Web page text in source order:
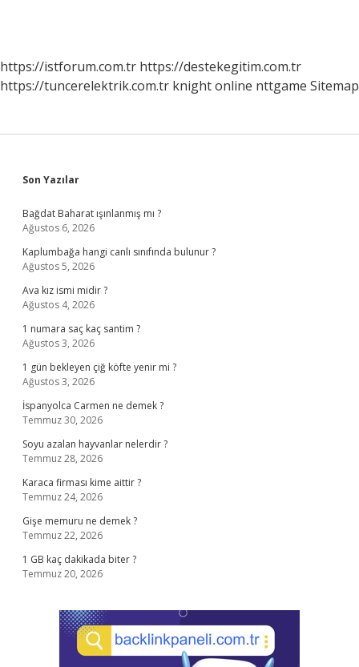
https://istforum.com.tr https://destekegitim.com.tr
https://tuncerelektrik.com.tr knight online nttgame Sitemap
Sidebar
Son Yazılar
Bağdat Baharat ışınlanmış mı ?
Ağustos 6, 2026
Kaplumbağa hangi canlı sınıfında bulunur ?
Ağustos 5, 2026
Ava kız ismi midir ?
Ağustos 4, 2026
1 numara saç kaç santim ?
Ağustos 3, 2026
1 gün bekleyen çiğ köfte yenir mi ?
Ağustos 3, 2026
İspanyolca Carmen ne demek ?
Temmuz 30, 2026
Soyu azalan hayvanlar nelerdir ?
Temmuz 28, 2026
Karaca firması kime aittir ?
Temmuz 24, 2026
Gişe memuru ne demek ?
Temmuz 22, 2026
1 GB kaç dakikada biter ?
Temmuz 20, 2026